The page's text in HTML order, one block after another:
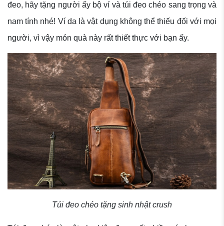
đeo, hãy tặng người ấy bộ ví và túi đeo chéo sang trọng và
nam tính nhé! Ví da là vật dụng không thể thiếu đối với mọi
người, vì vậy món quà này rất thiết thực với bạn ấy.
Túi đeo chéo tặng sinh nhật crush